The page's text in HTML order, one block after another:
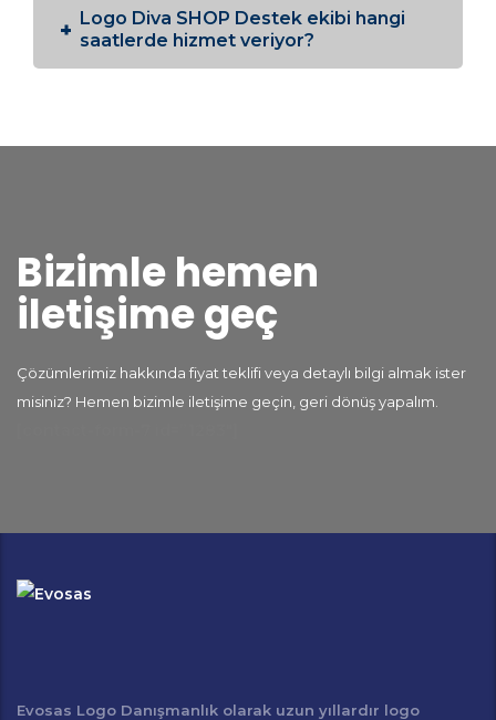
Logo Diva SHOP Destek ekibi hangi
saatlerde hizmet veriyor?
Bizimle hemen
iletişime geç
Çözümlerimiz hakkında fiyat teklifi veya detaylı bilgi almak ister
misiniz? Hemen bizimle iletişime geçin, geri dönüş yapalım.
Evosas Logo Danışmanlık olarak uzun yıllardır logo